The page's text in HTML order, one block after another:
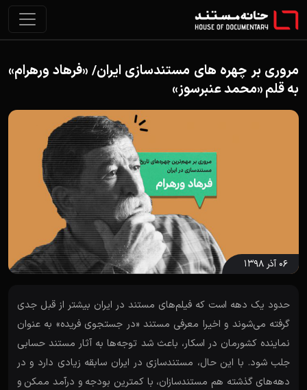
مروری بر چهره های مستندسازی ایران/ «فرهاد ورهرام»
به قلم «محمد عنبرسوز»
۰۶ آذر ۱۳۹۸
حدود یک دهه است که فیلم‌های مستند در ایران بیشتر از قبل جدی
گرفته می‌شوند و اخیرا معرفی مستند «در جستجوی فریده» به عنوان
نماینده کشورمان در اسکار، باعث شد توجه‌ها به آثار مستند حسابی
جلب شود. با این حال، مستندسازی در ایران سابقه زیادی دارد و در
دهه‌های گذشته هم مستندسازان، با کمترین بودجه و درآمد ممکن و